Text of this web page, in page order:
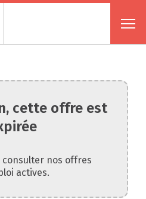
cette offre est
consulter nos offres
actives.